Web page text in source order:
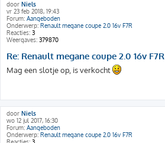
door Niels
vr 23 feb 2018, 19:43
Forum: Aangeboden
Onderwerp: Renault megane coupe 2.0 16v F7R
Reacties: 3
Weergaves: 379870
Re: Renault megane coupe 2.0 16v F7R
Mag een slotje op, is verkocht
door Niels
wo 12 jul 2017, 16:30
Forum: Aangeboden
Onderwerp: Renault megane coupe 2.0 16v F7R
Reacties: 3